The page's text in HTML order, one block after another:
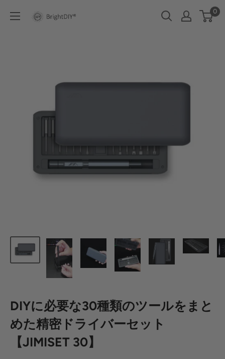
BRIGHT
0
DIYに必要な30種類のツールをまと
めた精密ドライバーセット
【JIMISET 30】